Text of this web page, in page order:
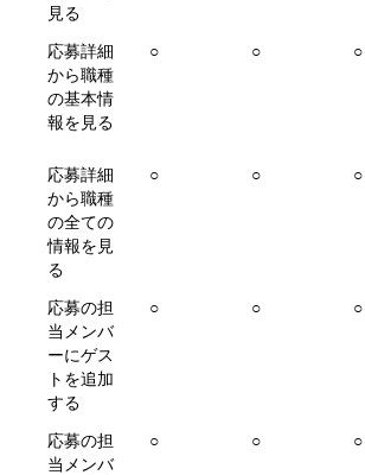
見る
応募詳細
から職種
の基本情
報を見る
○ ○ ○
応募詳細
から職種
の全ての
情報を見
る
○ ○ ○
応募の担
当メンバ
ーにゲス
トを追加
する
○ ○ ○
応募の担
当メンバ
○ ○ ○